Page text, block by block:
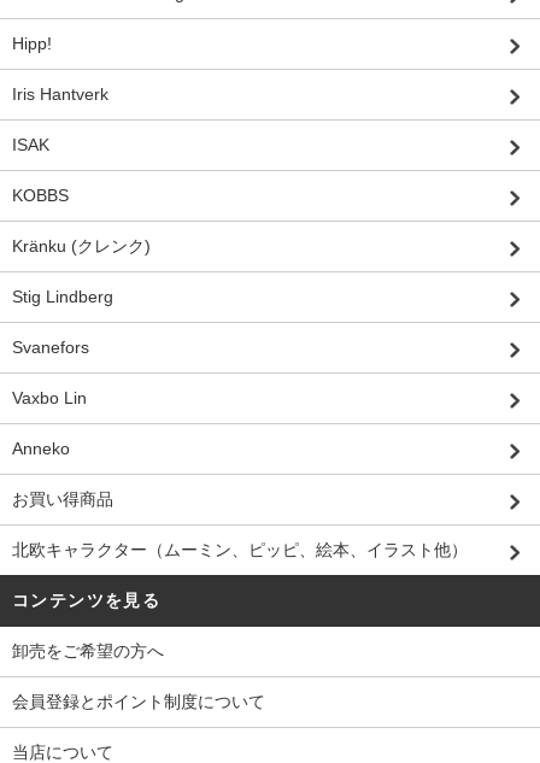
Hipp!
Iris Hantverk
ISAK
KOBBS
Kränku (クレンク)
Stig Lindberg
Svanefors
Vaxbo Lin
Anneko
お買い得商品
北欧キャラクター（ムーミン、ピッピ、絵本、イラスト他）
コンテンツを見る
卸売をご希望の方へ
会員登録とポイント制度について
当店について